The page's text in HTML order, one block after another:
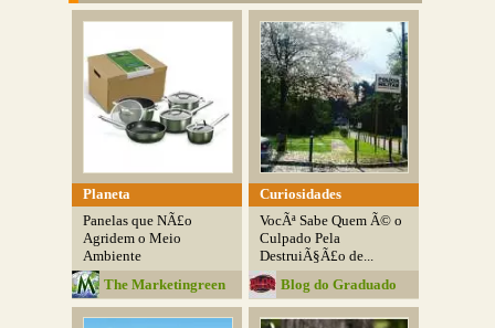
Planeta
Panelas que NÃ£o
Agridem o Meio
Ambiente
The Marketingreen
Curiosidades
VocÃª Sabe Quem Ã© o
Culpado Pela
DestruiÃ§Ã£o de...
Blog do Graduado